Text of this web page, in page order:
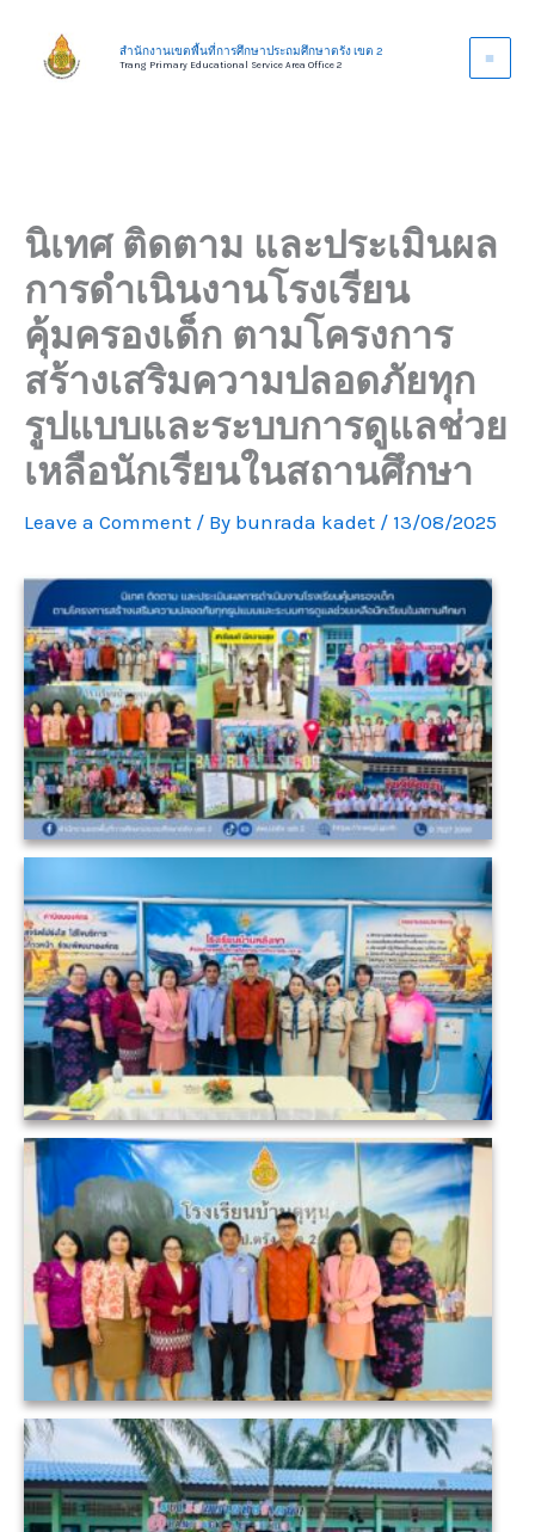
content
สำนักงานเขตพื้นที่การศึกษาประถมศึกษาตรัง เขต 2
Trang Primary Educational Service Area Office 2
นิเทศ ติดตาม และประเมินผล
การดำเนินงานโรงเรียน
คุ้มครองเด็ก ตามโครงการ
สร้างเสริมความปลอดภัยทุก
รูปแบบและระบบการดูแลช่วย
เหลือนักเรียนในสถานศึกษา
Leave a Comment / By bunrada kadet / 13/08/2025